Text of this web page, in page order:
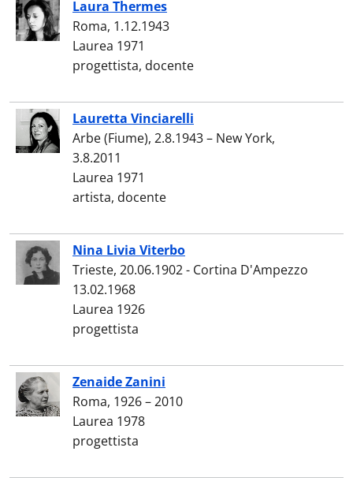
Laura Thermes
Roma, 1.12.1943
Laurea 1971
progettista, docente
Lauretta Vinciarelli
Arbe (Fiume), 2.8.1943 – New York,
3.8.2011
Laurea 1971
artista, docente
Nina Livia Viterbo
Trieste, 20.06.1902 - Cortina D'Ampezzo
13.02.1968
Laurea 1926
progettista
Zenaide Zanini
Roma, 1926 – 2010
Laurea 1978
progettista